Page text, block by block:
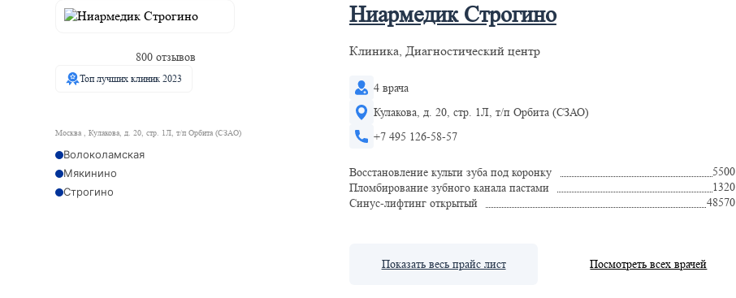
800 отзывов
Топ лучших клиник 2023
Москва , Кулакова, д. 20, стр. 1Л, т/п Орбита (СЗАО)
Волоколамская
Мякинино
Строгино
Ниармедик Строгино
Клиника, Диагностический центр
4 врача
Кулакова, д. 20, стр. 1Л, т/п Орбита (СЗАО)
+7 495 126-58-57
Восстановление культи зуба под коронку
5500
Пломбирование зубного канала пастами
1320
Синус-лифтинг открытый
48570
Показать весь прайс лист Посмотреть всех врачей